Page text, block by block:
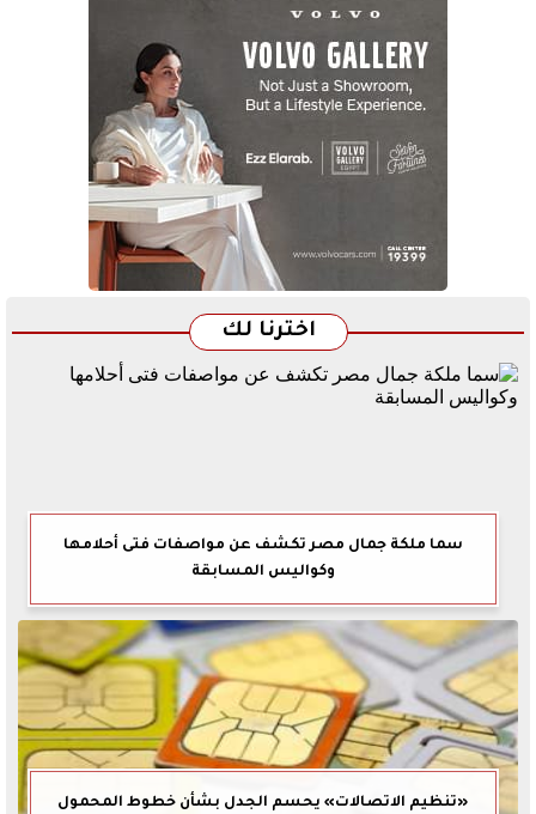
اخترنا لك
سما ملكة جمال مصر تكشف عن مواصفات فتى أحلامها
وكواليس المسابقة
«تنظيم الاتصالات» يحسم الجدل بشأن خطوط المحمول